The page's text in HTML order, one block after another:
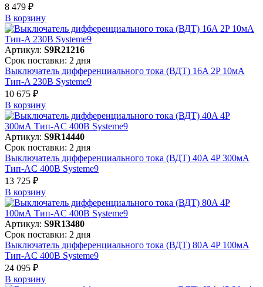
8 479 ₽
В корзинy
Артикул: S9R21216
Срок поставки: 2 дня
Выключатель дифференциального тока (ВДТ) 16A 2P 10мА
Тип-A 230В Systeme9
10 675 ₽
В корзинy
Артикул: S9R14440
Срок поставки: 2 дня
Выключатель дифференциального тока (ВДТ) 40A 4P 300мА
Тип-AC 400В Systeme9
13 725 ₽
В корзинy
Артикул: S9R13480
Срок поставки: 2 дня
Выключатель дифференциального тока (ВДТ) 80A 4P 100мА
Тип-AC 400В Systeme9
24 095 ₽
В корзинy